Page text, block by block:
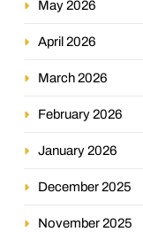
May 2026
April 2026
March 2026
February 2026
January 2026
December 2025
November 2025